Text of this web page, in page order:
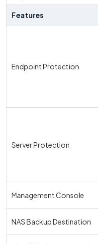
Features
Endpoint Protection
Server Protection
Management Console
NAS Backup Destination